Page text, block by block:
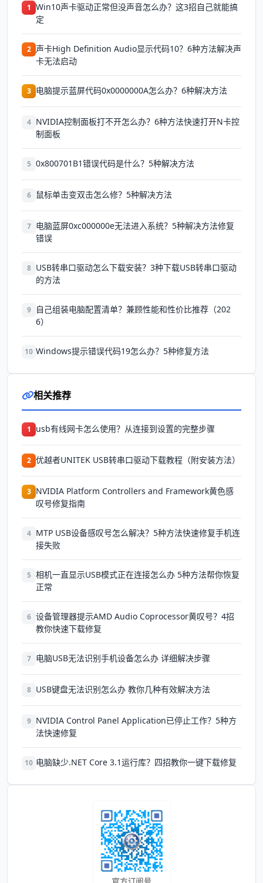
1 Win10声卡驱动正常但没声音怎么办？这3招自己就能搞
定
2 声卡High Definition Audio显示代码10？6种方法解决声
卡无法启动
3 电脑提示蓝屏代码0x0000000A怎么办？6种解决方法
4 NVIDIA控制面板打不开怎么办？6种方法快速打开N卡控
制面板
5 0x800701B1错误代码是什么？5种解决方法
6 鼠标单击变双击怎么修？5种解决方法
7 电脑蓝屏0xc000000e无法进入系统？5种解决方法修复
错误
8 USB转串口驱动怎么下载安装？3种下载USB转串口驱动
的方法
9
自己组装电脑配置清单？兼顾性能和性价比推荐（202
6）
10 Windows提示错误代码19怎么办？5种修复方法
相关推荐
1 usb有线网卡怎么使用？从连接到设置的完整步骤
2 优越者UNITEK USB转串口驱动下载教程（附安装方法）
3 NVIDIA Platform Controllers and Framework黄色感
叹号修复指南
4 MTP USB设备感叹号怎么解决？5种方法快速修复手机连
接失败
5 相机一直显示USB模式正在连接怎么办 5种方法帮你恢复
正常
6 设备管理器提示AMD Audio Coprocessor黄叹号？4招
教你快速下载修复
7 电脑USB无法识别手机设备怎么办 详细解决步骤
8 USB键盘无法识别怎么办 教你几种有效解决方法
9 NVIDIA Control Panel Application已停止工作？5种方
法快速修复
10 电脑缺少.NET Core 3.1运行库？四招教你一键下载修复